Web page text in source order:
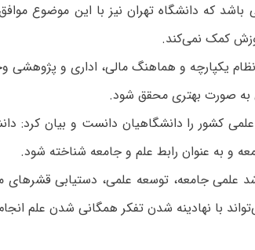
که دانشگاه تهران نیز با این موضوع
کمک نمی‌کند.
یکپارچه و هماهنگ مالی، اداری و پژوهشی
به صورت بهتری محقق شود.
کشور را دانشگاهیان دانست و بیان کرد:
و به عنوان رابط علم و جامعه شناخته شود.
علمی جامعه، توسعه علمی، دستیابی قشرهای
با نهادینه شدن تفکر همگانی شدن علم